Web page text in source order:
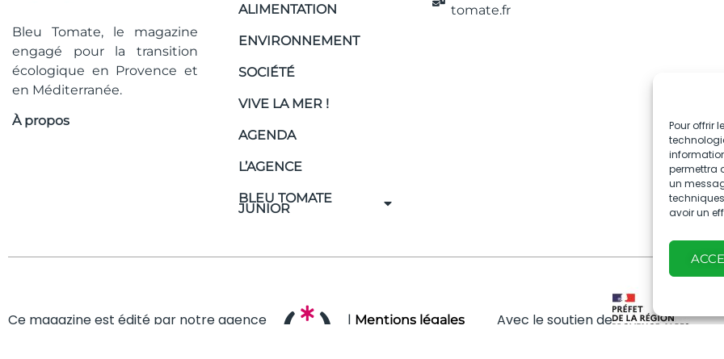
Pour offrir
permettra
un
avoir un
Bleu Tomate, le magazine
engagé pour la transition
écologique en Provence et
en Méditerranée.
À propos
ALIMENTATION
ENVIRONNEMENT
SOCIÉTÉ
VIVE LA MER !
AGENDA
L’AGENCE
BLEU TOMATE
JUNIOR
tomate.fr
Ce magazine est édité par notre agence | Mentions légales Avec le soutien de